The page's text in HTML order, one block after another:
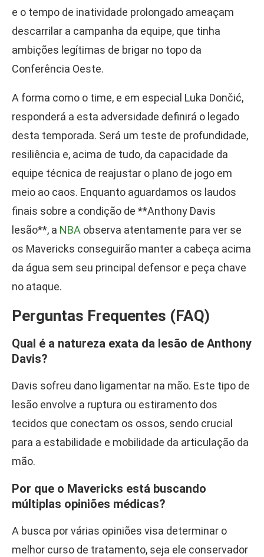
e o tempo de inatividade prolongado ameaçam
descarrilar a campanha da equipe, que tinha
ambições legítimas de brigar no topo da
Conferência Oeste.
A forma como o time, e em especial Luka Dončić,
responderá a esta adversidade definirá o legado
desta temporada. Será um teste de profundidade,
resiliência e, acima de tudo, da capacidade da
equipe técnica de reajustar o plano de jogo em
meio ao caos. Enquanto aguardamos os laudos
finais sobre a condição de **Anthony Davis
lesão**, a NBA observa atentamente para ver se
os Mavericks conseguirão manter a cabeça acima
da água sem seu principal defensor e peça chave
no ataque.
Perguntas Frequentes (FAQ)
Qual é a natureza exata da lesão de Anthony
Davis?
Davis sofreu dano ligamentar na mão. Este tipo de
lesão envolve a ruptura ou estiramento dos
tecidos que conectam os ossos, sendo crucial
para a estabilidade e mobilidade da articulação da
mão.
Por que o Mavericks está buscando
múltiplas opiniões médicas?
A busca por várias opiniões visa determinar o
melhor curso de tratamento, seja ele conservador